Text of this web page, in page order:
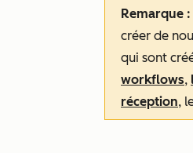
Remarque :
créer de
qui sont
workflows,
réception,